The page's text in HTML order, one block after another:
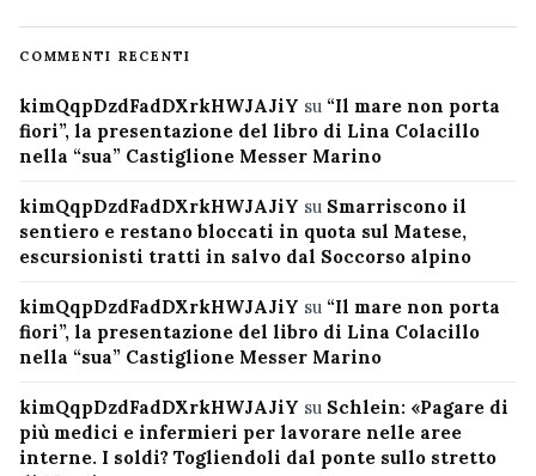
COMMENTI RECENTI
kimQqpDzdFadDXrkHWJAJiY su “Il mare non porta
fiori”, la presentazione del libro di Lina Colacillo
nella “sua” Castiglione Messer Marino
kimQqpDzdFadDXrkHWJAJiY su Smarriscono il
sentiero e restano bloccati in quota sul Matese,
escursionisti tratti in salvo dal Soccorso alpino
kimQqpDzdFadDXrkHWJAJiY su “Il mare non porta
fiori”, la presentazione del libro di Lina Colacillo
nella “sua” Castiglione Messer Marino
kimQqpDzdFadDXrkHWJAJiY su Schlein: «Pagare di
più medici e infermieri per lavorare nelle aree
interne. I soldi? Togliendoli dal ponte sullo stretto